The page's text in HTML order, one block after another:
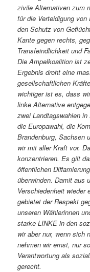
zivile Alternativen zum
für die Verteidigung
den Schutz von
Kante gegen rechts,
Transfeindlichkeit und
Die Ampelkoalition ist
Ergebnis droht eine
gesellschaftlichen
wichtiger ist es, dass
linke Alternative
zwei Landtagswahlen
die Europawahl, die
Brandenburg, Sachsen
wir mit aller Kraft vor.
konzentrieren. Es gilt
öffentlichen
überwinden. Damit aus
Verschiedenheit wieder
gebietet der Respekt
unseren Wählerinnen
starke LINKE in den
wir aber nur, wenn sich
nehmen wir ernst, nur
Verantwortung als
gerecht.